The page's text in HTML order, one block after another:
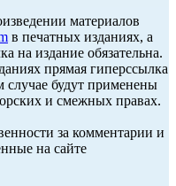
материалов
в печатных изданиях, а
на издание обязательна.
прямая гиперссылка
случае будут применены
и смежных правах.
за комментарии и
на сайте